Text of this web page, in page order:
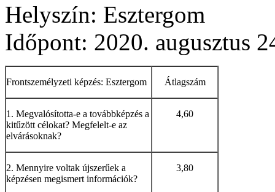
Helyszín: Esztergom
Időpont: 2020. augusztus
Frontszemélyzeti képzés: Esztergom Átlagszám
1. Megvalósította-e a továbbképzés a
kitűzött célokat? Megfelelt-e az
elvárásoknak?
4,60
2. Mennyire voltak újszerűek a
képzésen megismert információk?
3,80